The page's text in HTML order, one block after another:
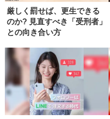
厳しく罰せば、更生できる
のか? 見直すべき「受刑者」
との向き合い方